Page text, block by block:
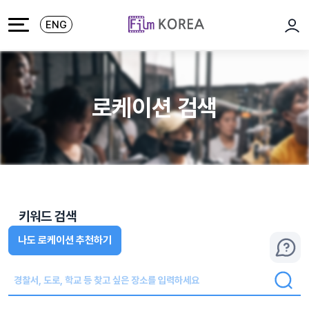
ENG
로
로케이션 검색
키워드 검색
나도 로케이션 추천하기